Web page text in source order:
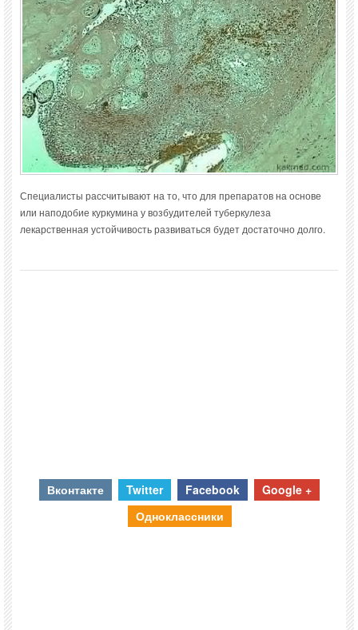
Специалисты рассчитывают на то, что для препаратов на основе
или наподобие куркумина у возбудителей туберкулеза
лекарственная устойчивость развиваться будет достаточно долго.
Вконтакте Twitter Facebook
Google +
Одноклассники